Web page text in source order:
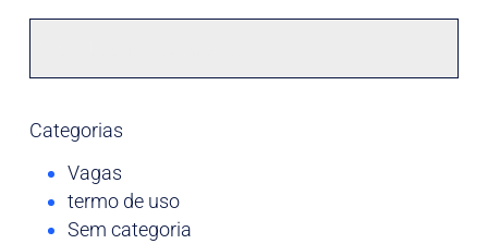
Categorias
Vagas
termo de uso
Sem categoria